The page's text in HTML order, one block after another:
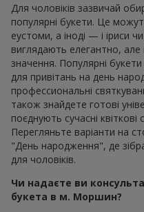
Для чоловіків зазвичай
популярні букети. Це
еустоми, а іноді — і іриси
виглядають елегантно, але
значення. Популярні
для привітань на день
профессиональні
також знайдете готові
поєднують сучасні
Перегляньте варіанти на
"День народження", де
для чоловіків.
Чи надаєте ви
букета в м. Моршин?